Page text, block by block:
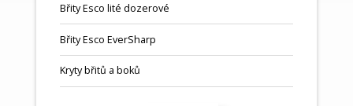
Břity Esco lité dozerové
Břity Esco EverSharp
Kryty břitů a boků